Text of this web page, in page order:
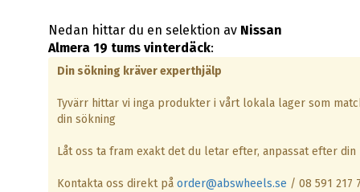
Nedan hittar du en selektion av Nissan
Almera 19 tums vinterdäck:
Din sökning kräver experthjälp
Tyvärr hittar vi inga produkter i vårt lokala lager som
din sökning
Låt oss ta fram exakt det du letar efter, anpassat efter din
Kontakta oss direkt påorder@abswheels.se / 08 591 217